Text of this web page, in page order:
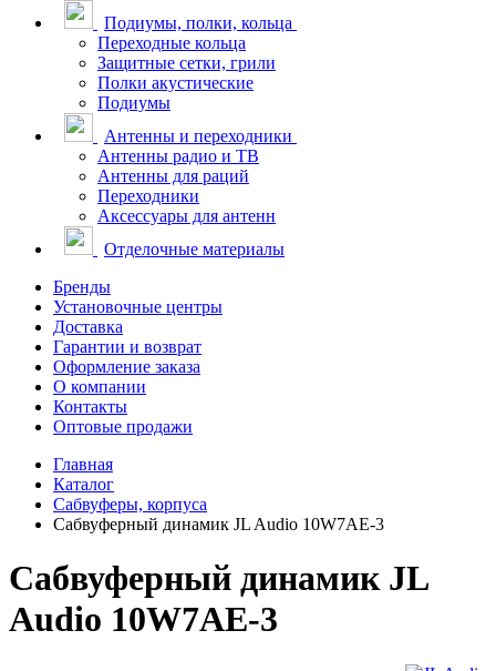
Подиумы, полки, кольца
Переходные кольца
Защитные сетки, грили
Полки акустические
Подиумы
Антенны и переходники
Антенны радио и ТВ
Антенны для раций
Переходники
Аксессуары для антенн
Отделочные материалы
Бренды
Установочные центры
Доставка
Гарантии и возврат
Оформление заказа
О компании
Контакты
Оптовые продажи
Главная
Каталог
Сабвуферы, корпуса
Сабвуферный динамик JL Audio 10W7AE-3
Сабвуферный динамик JL
Audio 10W7AE-3